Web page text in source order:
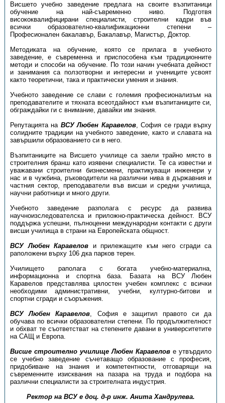
Висшето учебно заведение предлага на своите възпитаници
обучение на най-съвременно ниво. Подготвя
висококвалифицирани специалисти, строителни кадри във
всички образователно-квалификационни степени –
Професионален бакалавър, Бакалавър, Магистър, Доктор.
Методиката на обучение, която се прилага в учебното
заведение, е съвременна и приспособена към традиционните
методи и способи на обучение. По този начин учебната дейност
и занимания са ползотворни и интересни и учениците усвоят
както теоретични, така и практически умения и знания.
Учебното заведение се слави с големия професионализъм на
преподавателите и тяхната всеотдайност към възпитаниците си,
обграждайки ги с внимание, давайки им знания.
Репутацията на ВСУ Любен Каравелов, София се гради върху
солидните традиции на учебното заведение, както и славата на
завършили образованието си в него.
Възпитаниците на Висшето училище са заели трайно място в
строителния бранш като изявени специалисти. Те са известни и
уважавани строителни бизнесмени, практикуващи инженери у
нас и в чужбина, ръководители на различни нива в държавния и
частния сектор, преподаватели във висши и средни училища,
научни работници и много други.
Учебното заведение разполага с ресурс да развива
научноизследователска и приложно-практическа дейност. ВСУ
поддържа успешни, пълноценни международни контакти с други
висши училища в страни на Европейската общност.
ВСУ Любен Каравелов и прилежащите към него сгради са
раположени върху 106 дка парков терен.
Училището раполага с богата учебно-материална,
информационна и спортна база. Базата на ВСУ Любен
Каравелов представлява цялостен учебен комплекс с всички
необходими административни, учебни, културно-битови и
спортни сгради и съоръжения.
ВСУ Любен Каравелов, София е защитил правото си да
обучава по всички образователни степени. По продължителност
и обхват те съответстват на степените давани в университетите
на САЩ и Европа.
Висше строително училище Любен Каравелов е утвърдило
се учебно заведение съчетаващо образование с професия,
придобиване на знания и компетентности, отговарящи на
съвременните изисквания на пазара на труда и подбора на
различни специалисти за строителната индустрия.
Ректор на ВСУ е доц. д-р инж. Анита Хандрулева.